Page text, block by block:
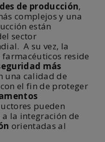
de producción,
complejos y una
están
sector
A su vez, la
reside
más
una calidad de
el fin de proteger
pueden
la integración de
orientadas al